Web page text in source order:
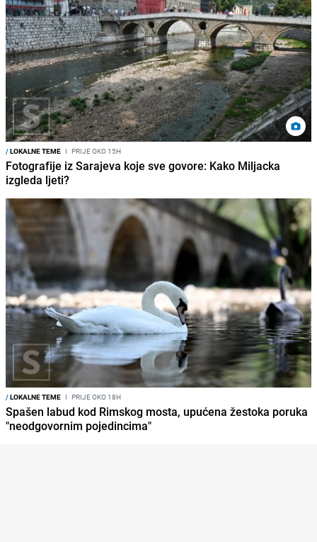
/LOKALNE TEME I PRIJE OKO 15H
Fotografije iz Sarajeva koje sve govore: Kako Miljacka
izgleda ljeti?
/LOKALNE TEME I PRIJE OKO 18H
Spašen labud kod Rimskog mosta, upućena žestoka poruka
"neodgovornim pojedincima"